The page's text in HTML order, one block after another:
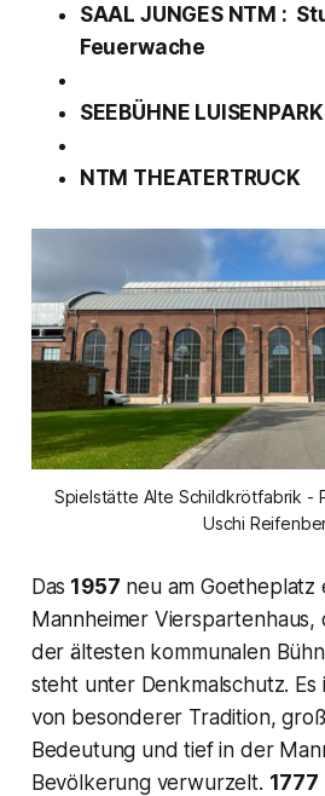
SAAL JUNGES NTM :
Feuerwache
SEEBÜHNE LUISENPARK
NTM THEATERTRUCK
Spielstätte Alte Schildkrötfabrik -
Uschi
Das 1957 neu am
Mannheimer Vierspartenhaus,
der ältesten kommunalen
steht unter Denkmalschutz. Es
von besonderer Tradition,
Bedeutung und tief in der
Bevölkerung verwurzelt. 1777